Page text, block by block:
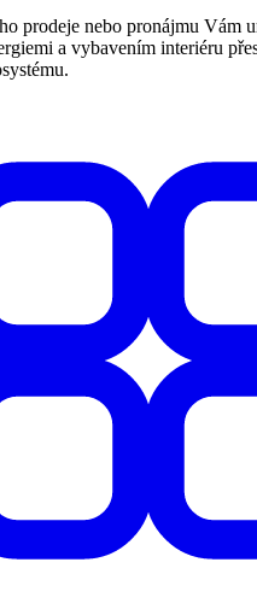
prodeje nebo pronájmu Vám
a vybavením interiéru